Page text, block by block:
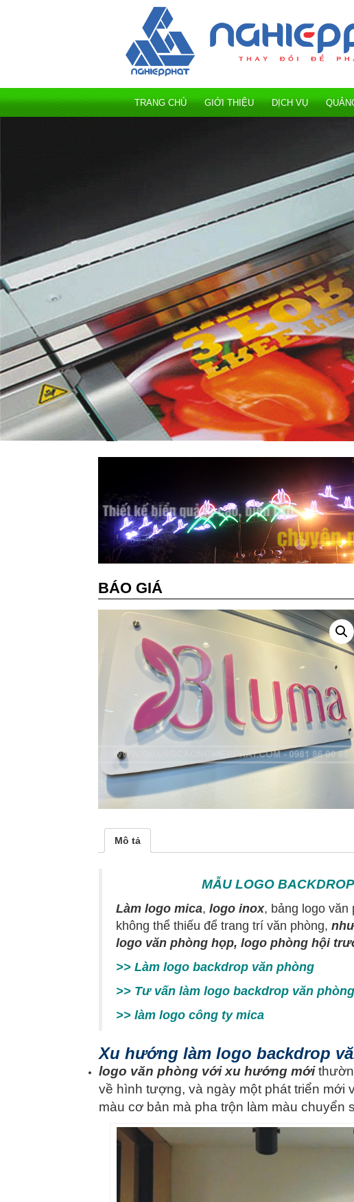
TRANG CHỦ GIỚI THIỆU DỊCH VỤ
BÁO GIÁ
Mô tả
MẪU LOGO
Làm logo mica, logo inox, bảng logo
không thể thiếu để trang trí văn phòng,
logo văn phòng họp, logo phòng hội
>> Làm logo backdrop văn phòng
>> Tư vấn làm logo backdrop văn phòng
>> làm logo công ty mica
Xu hướng làm logo backdrop
logo văn phòng với xu hướng mới
về hình tượng, và ngày một phát triển mới
màu cơ bản mà pha trộn làm màu chuyển